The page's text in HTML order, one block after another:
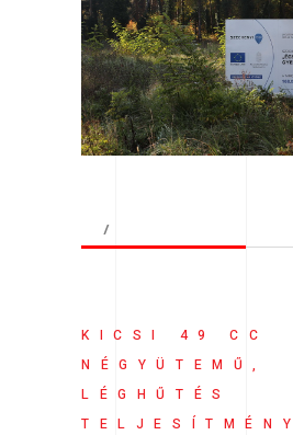
KICSI 49 CC
NÉGYÜTEMŰ,
LÉGHŰTÉS
TELJESÍTMÉNY